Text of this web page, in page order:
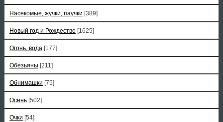
Насекомые, жучки, паучки [389]
Новый год и Рождество [1625]
Огонь, вода [177]
Обезьяны [211]
Обнимашки [75]
Осень [502]
Очки [54]